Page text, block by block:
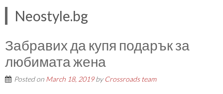
Neostyle.bg
Забравих да купя подарък за
любимата жена
Posted on March 18, 2019by Crossroads team